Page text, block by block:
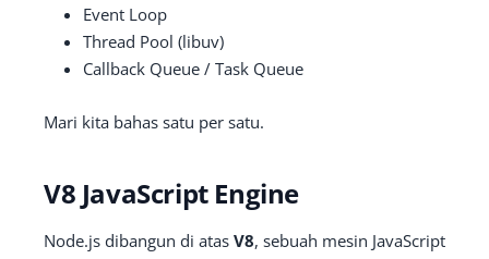
Event Loop
Thread Pool (libuv)
Callback Queue / Task Queue
Mari kita bahas satu per satu.
V8 JavaScript Engine
Node.js dibangun di atas V8, sebuah mesin JavaScript